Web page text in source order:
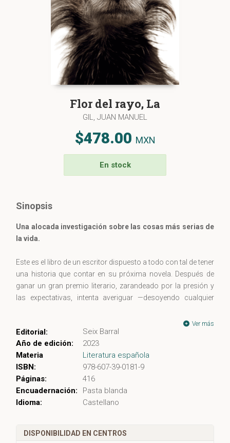
Flor del rayo, La
GIL, JUAN MANUEL
$478.00 MXN
En stock
Sinopsis
Una alocada investigación sobre las cosas más serias de
la vida.
Este es el libro de un escritor dispuesto a todo con tal de tener
una historia que contar en su próxima novela. Después de
ganar un gran premio literario, zarandeado por la presión y
las expectativas, intenta averiguar —desoyendo cualquier
que presencia mientras pasea a su perro: un hombre llora
abatido y una ambulancia asiste a una persona a las puertas
del jardín de una vieja casa.
En esta alocada investigación, la vida y la literatura no
tardarán en confabularse para poner a prueba este
estrafalario método de inspiración que le induce a creer que
la ficción es la única herramienta válida para gestionar el
Ver más
Editorial:
Seix Barral
Año de edición:
2023
Materia
Literatura española
ISBN:
978-607-39-0181-9
Páginas:
416
Encuadernación:
Pasta blanda
Idioma:
Castellano
DISPONIBILIDAD EN CENTROS